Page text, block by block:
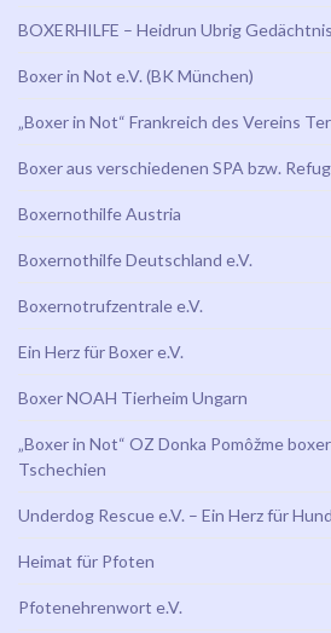
BOXERHILFE – Heidrun Ubrig
Boxer in Not e.V. (BK München)
„Boxer in Not“ Frankreich des Vereins
Boxer aus verschiedenen SPA bzw.
Boxernothilfe Austria
Boxernothilfe Deutschland e.V.
Boxernotrufzentrale e.V.
Ein Herz für Boxer e.V.
Boxer NOAH Tierheim Ungarn
„Boxer in Not“ OZ Donka Pomôžme
Tschechien
Underdog Rescue e.V. – Ein Herz für
Heimat für Pfoten
Pfotenehrenwort e.V.